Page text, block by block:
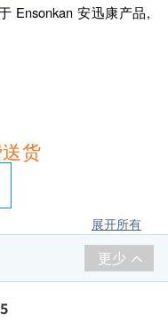
Ensonkan 安迅康产品,
货
展开所有
更少